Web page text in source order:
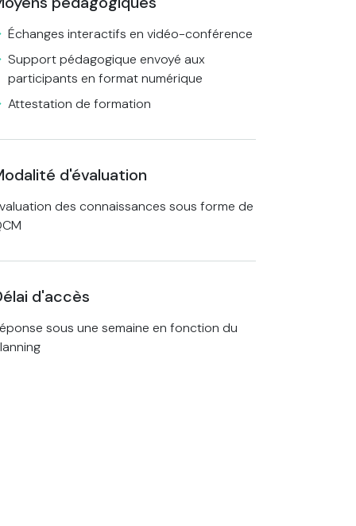
Échanges interactifs en vidéo-conférence
Support pédagogique envoyé aux
participants en format numérique
Attestation de formation
d'évaluation
des connaissances sous forme de
d'accès
sous une semaine en fonction du